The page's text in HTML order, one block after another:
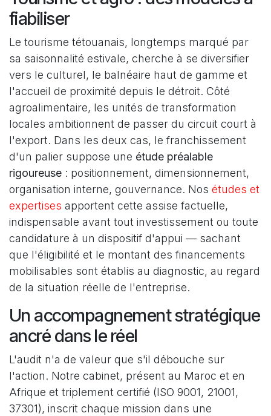
fiabiliser
Le tourisme tétouanais, longtemps marqué par
sa saisonnalité estivale, cherche à se diversifier
vers le culturel, le balnéaire haut de gamme et
l'accueil de proximité depuis le détroit. Côté
agroalimentaire, les unités de transformation
locales ambitionnent de passer du circuit court à
l'export. Dans les deux cas, le franchissement
d'un palier suppose une étude préalable
rigoureuse : positionnement, dimensionnement,
organisation interne, gouvernance. Nos études et
expertises apportent cette assise factuelle,
indispensable avant tout investissement ou toute
candidature à un dispositif d'appui — sachant
que l'éligibilité et le montant des financements
mobilisables sont établis au diagnostic, au regard
de la situation réelle de l'entreprise.
Un accompagnement stratégique
ancré dans le réel
L'audit n'a de valeur que s'il débouche sur
l'action. Notre cabinet, présent au Maroc et en
Afrique et triplement certifié (ISO 9001, 21001,
37301), inscrit chaque mission dans une